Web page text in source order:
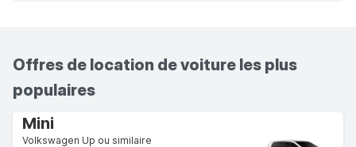
Offres de location de voiture les plus
populaires
Mini
Volkswagen Up ou similaire